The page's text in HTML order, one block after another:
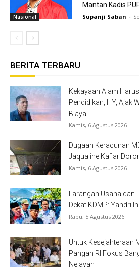
Nasional
Mantan Kadis
Supanji Saban -
BERITA TERBARU
Kekayaan Alam
Pendidikan, HY, Ajak
Biaya...
Kamis, 6 Agustus 2026
Dugaan Keracunan
Jaqualine Kafiar
Kamis, 6 Agustus 2026
Larangan Usaha
Dekat KDMP: Yandri Ini
Rabu, 5 Agustus 2026
Untuk Kesejahteraan
Pangan RI Fokus
Nelayan